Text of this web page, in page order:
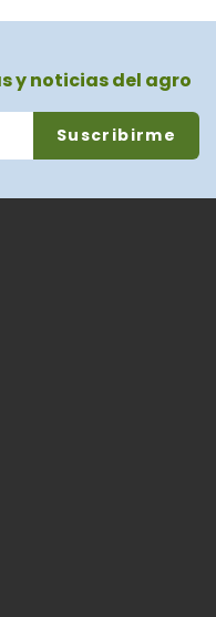
y noticias del agro